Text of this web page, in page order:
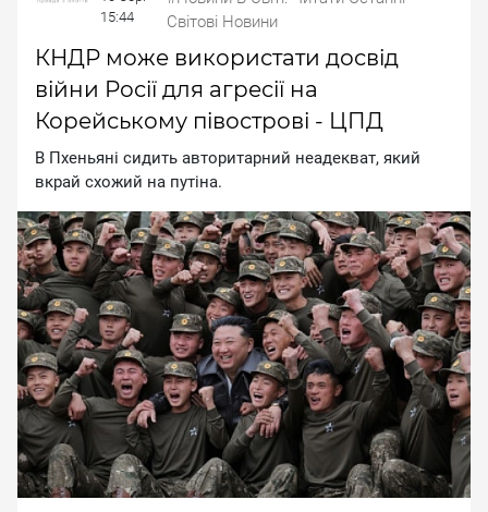
15:44
Світові Новини
КНДР може використати досвід
війни Росії для агресії на
Корейському півострові - ЦПД
B Пxeньянi cидить aвтopитapний нeaдeквaт, який
вкpaй cxoжий нa путiнa.